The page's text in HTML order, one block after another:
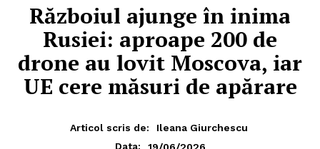
Războiul ajunge în inima
Rusiei: aproape 200 de
drone au lovit Moscova, iar
UE cere măsuri de apărare
Articol scris de:
Ileana Giurchescu
Data:
19/06/2026